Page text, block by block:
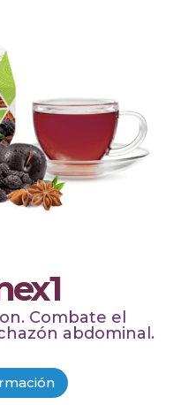
Combate el
abdominal.